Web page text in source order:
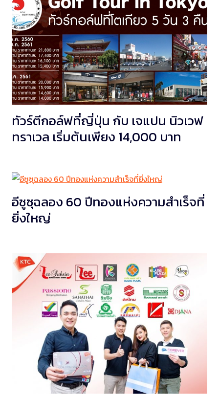
ทัวร์ตีกอล์ฟที่ญี่ปุ่น กับ เจแปน นิวเวฟ
ทราเวล เริ่มต้นเพียง 14,000 บาท
อีซูซุฉลอง 60 ปีทองแห่งความสำเร็จที่
ยิ่งใหญ่